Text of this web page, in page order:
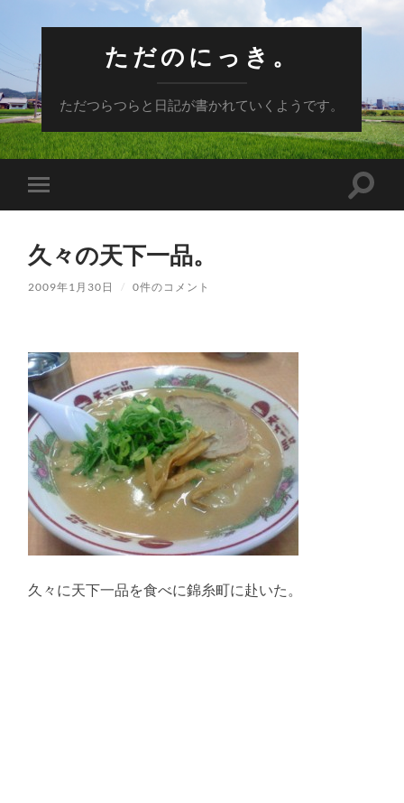
ただのにっき。
ただつらつらと日記が書かれていくようです。
モ
バ
メ
ニ
ュ
替
え
る
検
久々の天下一品。
2009年1月30日 / 0件のコメント
久々に天下一品を食べに錦糸町に赴いた。